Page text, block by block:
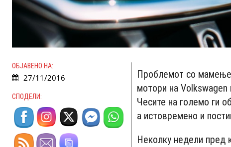
ОБЈАВЕНО НА:
27/11/2016
СПОДЕЛИ:
Проблемот со
мотори на Volkswagen
Чесите на големо ги
а истовремено и
Неколку недели пред